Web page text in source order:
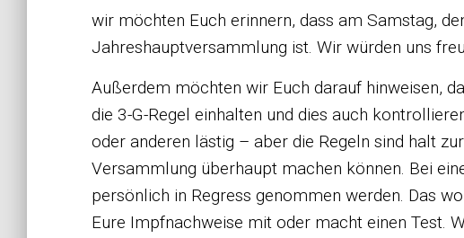
wir möchten Euch erinnern, dass am Samstag,
Jahreshauptversammlung ist. Wir würden uns
Außerdem möchten wir Euch darauf hinweisen,
die 3-G-Regel einhalten und dies auch
oder anderen lästig – aber die Regeln sind halt
Versammlung überhaupt machen können. Bei
persönlich in Regress genommen werden. Das
Eure Impfnachweise mit oder macht einen Test.